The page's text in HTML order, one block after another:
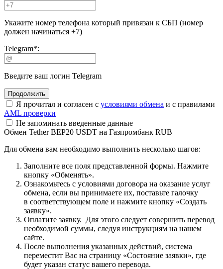
Укажите номер телефона который привязан к СБП (номер
должен начинаться +7)
Telegram*:
Введите ваш логин Telegram
Я прочитал и согласен с условиями обмена и с правилами
AML проверки
Не запоминать введенные данные
Обмен Tether BEP20 USDT на Газпромбанк RUB
Для обмена вам необходимо выполнить несколько шагов:
Заполните все поля представленной формы. Нажмите
кнопку «Обменять».
Ознакомьтесь с условиями договора на оказание услуг
обмена, если вы принимаете их, поставьте галочку
в соответствующем поле и нажмите кнопку «Создать
заявку».
Оплатите заявку. Для этого следует совершить перевод
необходимой суммы, следуя инструкциям на нашем
сайте.
После выполнения указанных действий, система
переместит Вас на страницу «Состояние заявки», где
будет указан статус вашего перевода.